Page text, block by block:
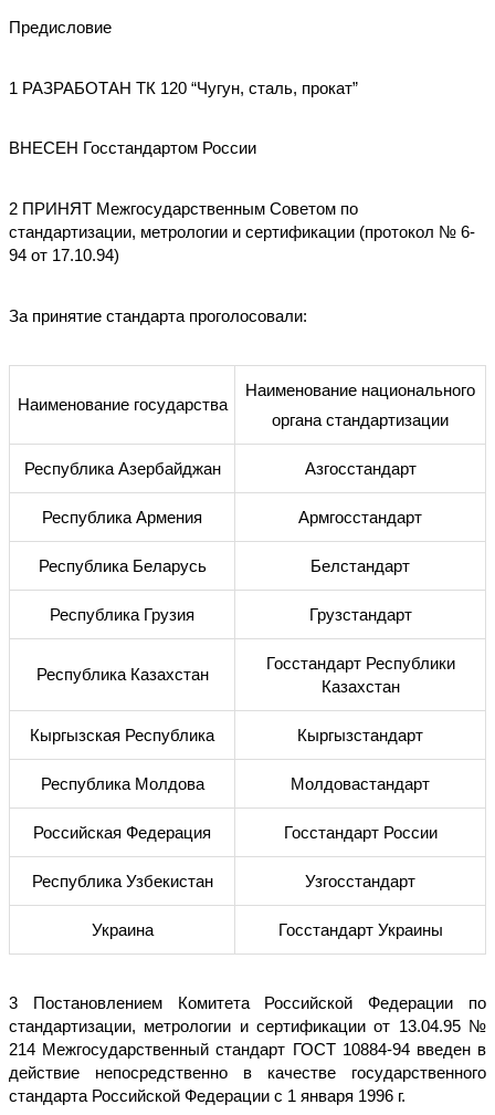
Предисловие
1 РАЗРАБОТАН ТК 120 “Чугун, сталь, прокат”
ВНЕСЕН Госстандартом России
2 ПРИНЯТ Межгосударственным Советом по
стандартизации, метрологии и сертификации (протокол № 6-
94 от 17.10.94)
За принятие стандарта проголосовали:
Наименование государства
Наименование национального
органа стандартизации
Республика Азербайджан Азгосстандарт
Республика Армения Армгосстандарт
Республика Беларусь Белстандарт
Республика Грузия Грузстандарт
Республика Казахстан
Госстандарт Республики
Казахстан
Кыргызская Республика Кыргызстандарт
Республика Молдова Молдовастандарт
Российская Федерация Госстандарт России
Республика Узбекистан Узгосстандарт
Украина Госстандарт Украины
3 Постановлением Комитета Российской Федерации по
стандартизации, метрологии и сертификации от 13.04.95 №
214 Межгосударственный стандарт ГОСТ 10884-94 введен в
действие непосредственно в качестве государственного
стандарта Российской Федерации с 1 января 1996 г.